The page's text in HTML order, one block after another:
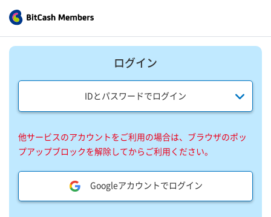
ログイン
IDとパスワードでログイン
他サービスのアカウントをご利用の場合は、ブラウザのポッ
プアップブロックを解除してからご利用ください。
Googleアカウントでログイン